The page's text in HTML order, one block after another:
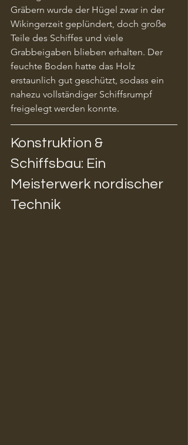
Gräbern wurde der Hügel zwar in der
Wikingerzeit geplündert, doch große
Teile des Schiffes und viele
Grabbeigaben blieben erhalten. Der
feuchte Boden hatte das Holz
erstaunlich gut geschützt, sodass ein
nahezu vollständiger Schiffsrumpf
freigelegt werden konnte.
Konstruktion &
Schiffsbau: Ein
Meisterwerk nordischer
Technik